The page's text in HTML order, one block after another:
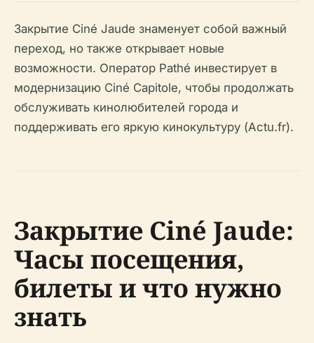
Закрытие Ciné Jaude знаменует собой важный
переход, но также открывает новые
возможности. Оператор Pathé инвестирует в
модернизацию Ciné Capitole, чтобы продолжать
обслуживать кинолюбителей города и
поддерживать его яркую кинокультуру (Actu.fr).
Закрытие Ciné Jaude:
Часы посещения,
билеты и что нужно
знать